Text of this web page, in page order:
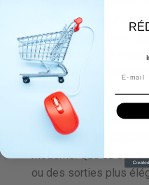
décennie a vu
souvent portés avec
vestes en denim,
incontournable dans la
individus.
Aujourd’hui, la
disponibles sur le
moderne. Que ce soit
ou des sorties plus